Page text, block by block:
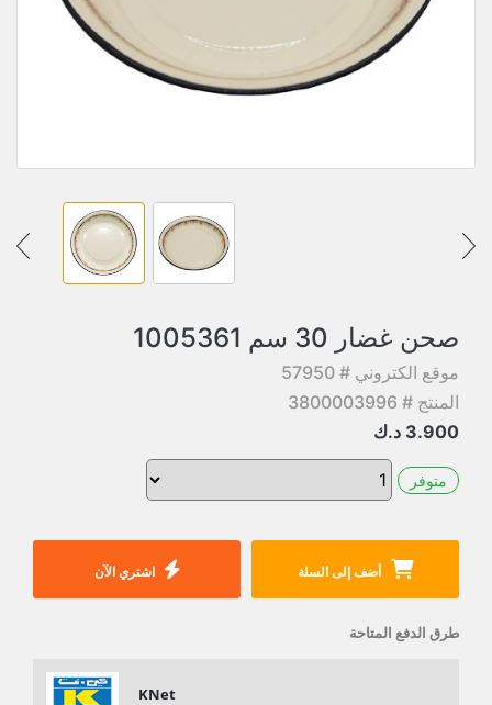
صحن غضار 30 سم 1005361
موقع الكتروني # 57950
المنتج # 3800003996
3.900 د.ك
متوفر
أضف إلى السلة اشتري الآن
طرق الدفع المتاحة
KNet